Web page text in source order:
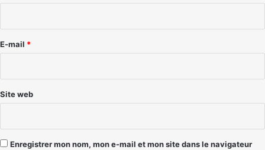
e
E-mail *
Site web
Enregistrer mon nom, mon e-mail et mon site dans le navigateur